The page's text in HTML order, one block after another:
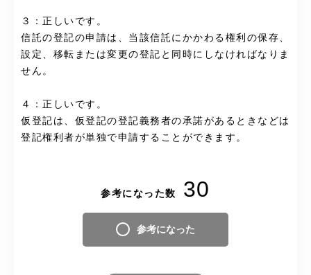
３：正しいです。
信託の登記の申請は、当該信託にかかわる権利の保存、
設定、移転または変更の登記と同時にしなければなりま
せん。
４：正しいです。
仮登記は、仮登記の登記義務者の承諾があるときなどは
登記権利者が単独で申請することができます。
参考になった数 30
参考になった